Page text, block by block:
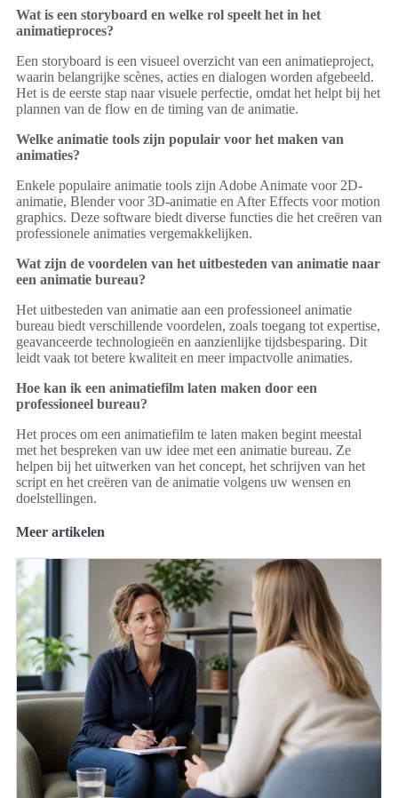
Wat is een storyboard en welke rol speelt het in het
animatieproces?
Een storyboard is een visueel overzicht van een animatieproject,
waarin belangrijke scènes, acties en dialogen worden afgebeeld.
Het is de eerste stap naar visuele perfectie, omdat het helpt bij het
plannen van de flow en de timing van de animatie.
Welke animatie tools zijn populair voor het maken van
animaties?
Enkele populaire animatie tools zijn Adobe Animate voor 2D-
animatie, Blender voor 3D-animatie en After Effects voor motion
graphics. Deze software biedt diverse functies die het creëren van
professionele animaties vergemakkelijken.
Wat zijn de voordelen van het uitbesteden van animatie naar
een animatie bureau?
Het uitbesteden van animatie aan een professioneel animatie
bureau biedt verschillende voordelen, zoals toegang tot expertise,
geavanceerde technologieën en aanzienlijke tijdsbesparing. Dit
leidt vaak tot betere kwaliteit en meer impactvolle animaties.
Hoe kan ik een animatiefilm laten maken door een
professioneel bureau?
Het proces om een animatiefilm te laten maken begint meestal
met het bespreken van uw idee met een animatie bureau. Ze
helpen bij het uitwerken van het concept, het schrijven van het
script en het creëren van de animatie volgens uw wensen en
doelstellingen.
Meer artikelen